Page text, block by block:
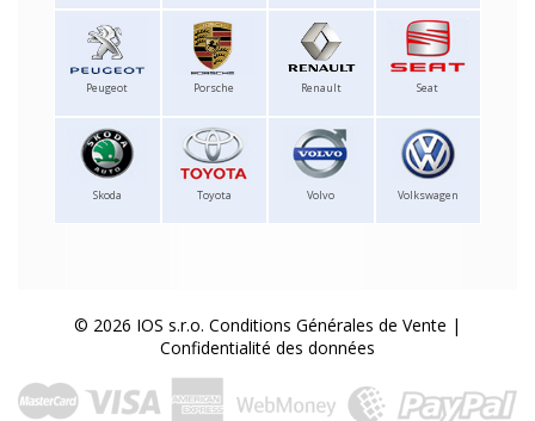
Peugeot Porsche Renault Seat
Skoda Toyota Volvo Volkswagen
© 2026 IOS s.r.o. Conditions Générales de Vente |
Confidentialité des données